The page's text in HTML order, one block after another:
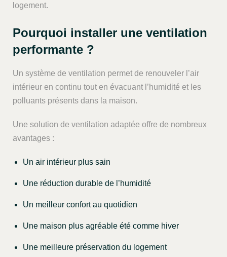
logement.
Pourquoi installer une ventilation
performante ?
Un système de ventilation permet de renouveler l’air
intérieur en continu tout en évacuant l’humidité et les
polluants présents dans la maison.
Une solution de ventilation adaptée offre de nombreux
avantages :
Un air intérieur plus sain
Une réduction durable de l’humidité
Un meilleur confort au quotidien
Une maison plus agréable été comme hiver
Une meilleure préservation du logement